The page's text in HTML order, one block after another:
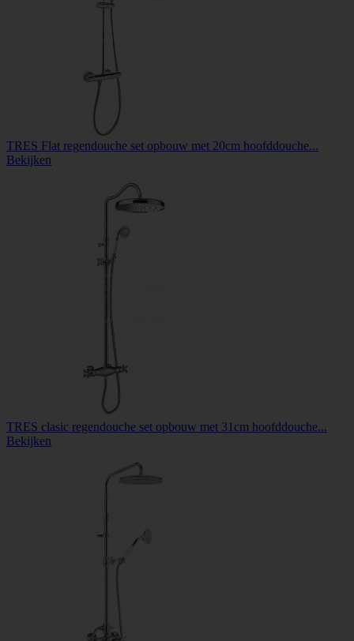
TRES Flat regendouche set opbouw met 20cm hoofddouche...
Bekijken
TRES clasic regendouche set opbouw met 31cm hoofddouche...
Bekijken